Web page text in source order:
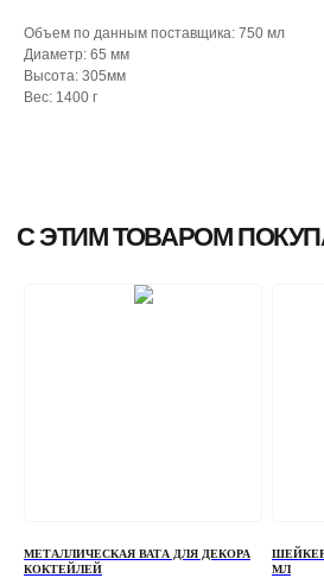
Объем по данным поставщика: 750 мл
Диаметр: 65 мм
Высота: 305мм
Вес: 1400 г
МЕТАЛЛИЧЕСКАЯ ВАТА ДЛЯ ДЕКОРА
КОКТЕЙЛЕЙ
ШЕЙКЕР
МЛ